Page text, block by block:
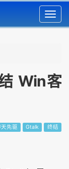
Win客
先驱 Gtalk 终结